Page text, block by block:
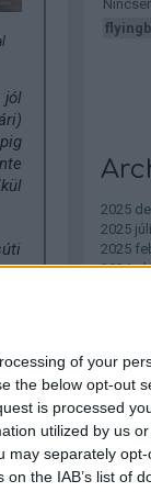
of your
the below opt-out
is processed
utilized by us
may separately
the IAB’s list of
jól
2025
2025
2025
2024
2023
2023
2022
Tovább